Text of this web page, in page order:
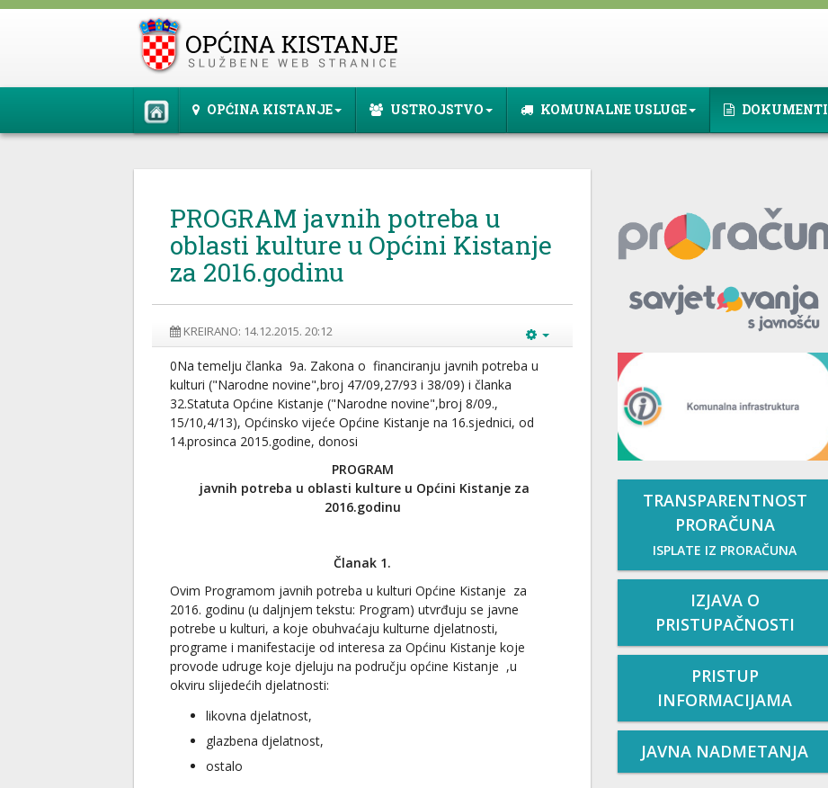
OPĆINA KISTANJE USTROJSTVO KOMUNALNE USLUGE DOKUMENTI
PROGRAM javnih potreba u
oblasti kulture u Općini Kistanje
za 2016.godinu
KREIRANO: 14.12.2015. 20:12
0Na temelju članka 9a. Zakona o financiranju javnih potreba u
kulturi ("Narodne novine",broj 47/09,27/93 i 38/09) i članka
32.Statuta Općine Kistanje ("Narodne novine",broj 8/09.,
15/10,4/13), Općinsko vijeće Općine Kistanje na 16.sjednici, od
14.prosinca 2015.godine, donosi
PROGRAM
javnih potreba u oblasti kulture u Općini Kistanje za
2016.godinu
Članak 1.
Ovim Programom javnih potreba u kulturi Općine Kistanje za
2016. godinu (u daljnjem tekstu: Program) utvrđuju se javne
potrebe u kulturi, a koje obuhvaćaju kulturne djelatnosti,
programe i manifestacije od interesa za Općinu Kistanje koje
provode udruge koje djeluju na području općine Kistanje ,u
okviru slijedećih djelatnosti:
likovna djelatnost,
glazbena djelatnost,
ostalo
TRANSPARENTNOST
PRORAČUNA
ISPLATE IZ PRORAČUNA
IZJAVA O
PRISTUPAČNOSTI
PRISTUP
INFORMACIJAMA
JAVNA NADMETANJA